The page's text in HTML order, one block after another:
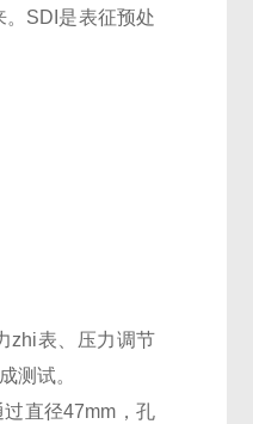
。SDI是表征预处
zhi表、压力调节
测试。
直径47mm，孔